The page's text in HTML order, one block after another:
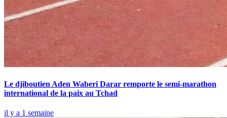
Le djiboutien Aden Waberi Darar remporte le semi-marathon
international de la paix au Tchad
il y a 1 semaine